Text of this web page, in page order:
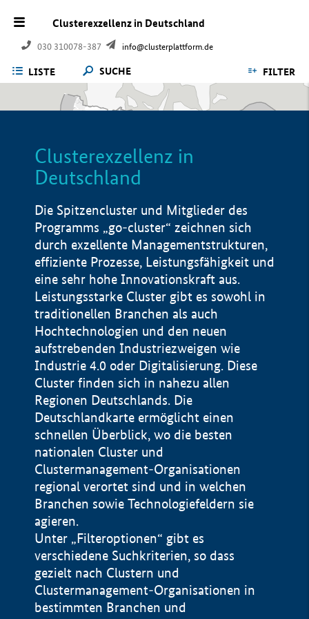
Clusterexzellenz in Deutschland
030 310078-387 info@clusterplattform.de
LISTE SUCHE FILTER
Clusterexzellenz in
Deutschland
Die Spitzencluster und Mitglieder des
Programms „go-cluster“ zeichnen sich
durch exzellente Managementstrukturen,
effiziente Prozesse, Leistungsfähigkeit und
eine sehr hohe Innovationskraft aus.
Leistungsstarke Cluster gibt es sowohl in
traditionellen Branchen als auch
Hochtechnologien und den neuen
aufstrebenden Industriezweigen wie
Industrie 4.0 oder Digitalisierung. Diese
Cluster finden sich in nahezu allen
Regionen Deutschlands. Die
Deutschlandkarte ermöglicht einen
schnellen Überblick, wo die besten
nationalen Cluster und
Clustermanagement-Organisationen
regional verortet sind und in welchen
Branchen sowie Technologiefeldern sie
agieren.
Unter „Filteroptionen“ gibt es
verschiedene Suchkriterien, so dass
gezielt nach Clustern und
Clustermanagement-Organisationen in
bestimmten Branchen und
Impressum
Datenschutzerklärung
BMWE, 2026 ©
100 km © Geobasis-DE / BKG 2015